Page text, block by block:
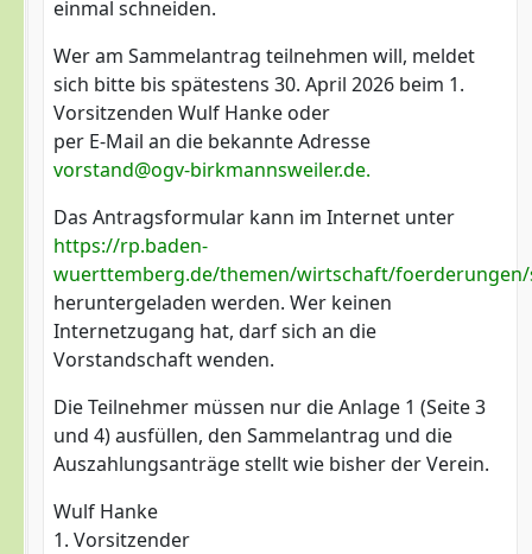
einmal schneiden.
Wer am Sammelantrag teilnehmen will, meldet
sich bitte bis spätestens 30. April 2026 beim 1.
Vorsitzenden Wulf Hanke oder
per E-Mail an die bekannte Adresse
vorstand@ogv-birkmannsweiler.de.
Das Antragsformular kann im Internet unter
https://rp.baden-
wuerttemberg.de/themen/wirtschaft/
heruntergeladen werden. Wer keinen
Internetzugang hat, darf sich an die
Vorstandschaft wenden.
Die Teilnehmer müssen nur die Anlage 1 (Seite 3
und 4) ausfüllen, den Sammelantrag und die
Auszahlungsanträge stellt wie bisher der Verein.
Wulf Hanke
1. Vorsitzender